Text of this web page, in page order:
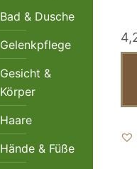
Bad & Dusche
Gelenkpflege
Gesicht &
Körper
Haare
Hände & Füße